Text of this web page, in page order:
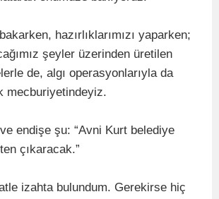
hazırlıklarımızı yaparken;
şeyler üzerinden üretilen
de, algı operasyonlarıyla da
mecburiyetindeyiz.
endişe şu: “Avni Kurt belediye
çıkaracak.”
izahta bulundum. Gerekirse hiç